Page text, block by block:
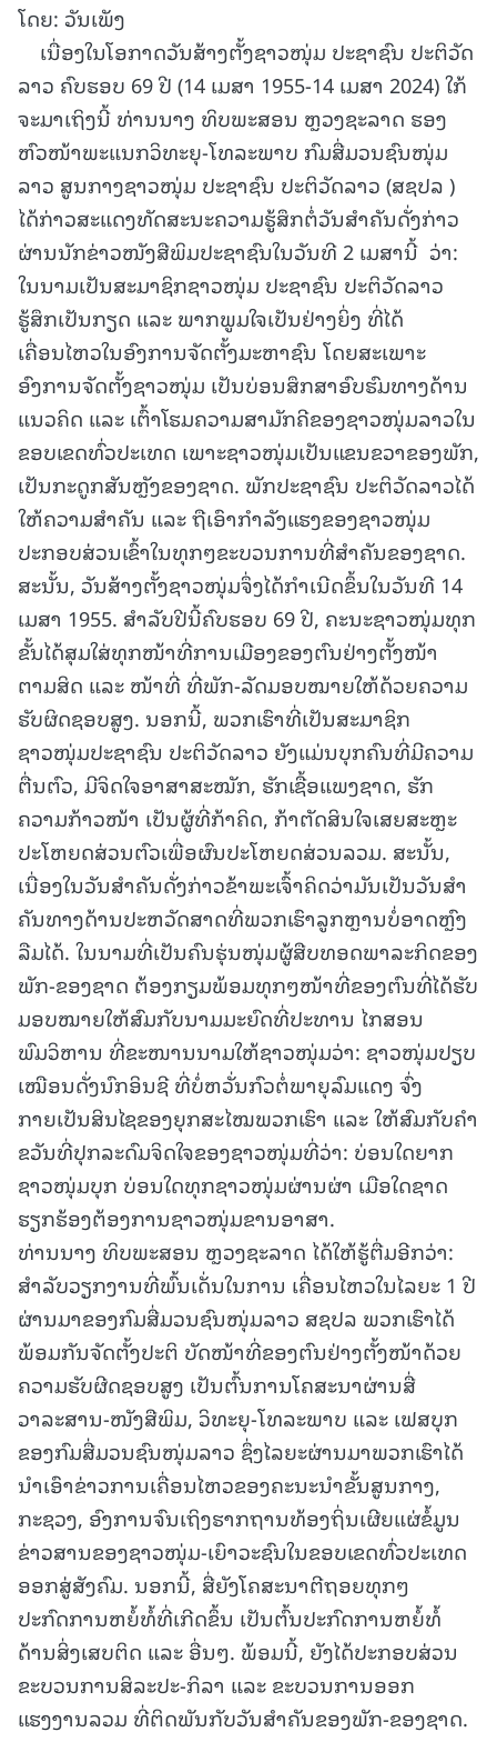
ໂດຍ: ວັນເພັງ
ເນື່ອງໃນໂອກາດວັນສ້າງຕັ້ງຊາວໜຸ່ມ ປະຊາຊົນ ປະຕິວັດ
ລາວ ຄົບຮອບ 69 ປີ (14 ເມສາ 1955-14 ເມສາ 2024) ໃກ້
ຈະມາເຖິງນີ້ ທ່ານນາງ ທິບພະສອນ ຫຼວງຊະລາດ ຮອງ
ຫົວໜ້າພະແນກວິທະຍຸ-ໂທລະພາບ ກົມສື່ມວນຊົນໜຸ່ມ
ລາວ ສູນກາງຊາວໜຸ່ມ ປະຊາຊົນ ປະຕິວັດລາວ (ສຊປລ )
ໄດ້ກ່າວສະແດງທັດສະນະຄວາມຮູ້ສຶກຕໍ່ວັນສຳຄັນດັ່ງກ່າວ
ຜ່ານນັກຂ່າວໜັງສືພິມປະຊາຊົນໃນວັນທີ 2 ເມສານີ້ ວ່າ:
ໃນນາມເປັນສະມາຊິກຊາວໜຸ່ມ ປະຊາຊົນ ປະຕິວັດລາວ
ຮູ້ສຶກເປັນກຽດ ແລະ ພາກພູມໃຈເປັນຢ່າງຍິ່ງ ທີ່ໄດ້
ເຄື່ອນໄຫວໃນອົງການຈັດຕັ້ງມະຫາຊົນ ໂດຍສະເພາະ
ອົງການຈັດຕັ້ງຊາວໜຸ່ມ ເປັນບ່ອນສຶກສາອົບຮົມທາງດ້ານ
ແນວຄິດ ແລະ ເຕົ້າໂຮມຄວາມສາມັກຄີຂອງຊາວໜຸ່ມລາວໃນ
ຂອບເຂດທົ່ວປະເທດ ເພາະຊາວໜຸ່ມເປັນແຂນຂວາຂອງພັກ,
ເປັນກະດູກສັນຫຼັງຂອງຊາດ. ພັກປະຊາຊົນ ປະຕິວັດລາວໄດ້
ໃຫ້ຄວາມສໍາຄັນ ແລະ ຖືເອົາກໍາລັງແຮງຂອງຊາວໜຸ່ມ
ປະກອບສ່ວນເຂົ້າໃນທຸກໆຂະບວນການທີ່ສໍາຄັນຂອງຊາດ.
ສະນັ້ນ, ວັນສ້າງຕັ້ງຊາວໜຸ່ມຈຶ່ງໄດ້ກໍາເນີດຂຶ້ນໃນວັນທີ 14
ເມສາ 1955. ສຳລັບປີນີ້ຄົບຮອບ 69 ປີ, ຄະນະຊາວໜຸ່ມທຸກ
ຂັ້ນໄດ້ສຸມໃສ່ທຸກໜ້າທີ່ການເມືອງຂອງຕົນຢ່າງຕັ້ງໜ້າ
ຕາມສິດ ແລະ ໜ້າທີ່ ທີ່ພັກ-ລັດມອບໝາຍໃຫ້ດ້ວຍຄວາມ
ຮັບຜິດຊອບສູງ. ນອກນີ້, ພວກເຮົາທີ່ເປັນສະມາຊິກ
ຊາວໜຸ່ມປະຊາຊົນ ປະຕິວັດລາວ ຍັງແມ່ນບຸກຄົນທີ່ມີຄວາມ
ຕື່ນຕົວ, ມີຈິດໃຈອາສາສະໝັກ, ຮັກເຊື້ອແພງຊາດ, ຮັກ
ຄວາມກ້າວໜ້າ ເປັນຜູ້ທີ່ກ້າຄິດ, ກ້າຕັດສິນໃຈເສຍສະຫຼະ
ປະໂຫຍດສ່ວນຕົວເພື່ອຜົນປະໂຫຍດສ່ວນລວມ. ສະນັ້ນ,
ເນື່ອງໃນວັນສໍາຄັນດັ່ງກ່າວຂ້າພະເຈົ້າຄິດວ່າມັນເປັນວັນສໍາ
ຄັນທາງດ້ານປະຫວັດສາດທີ່ພວກເຮົາລູກຫຼານບໍ່ອາດຫຼົງ
ລືມໄດ້. ໃນນາມທີ່ເປັນຄົນຮຸ່ນໜຸ່ມຜູ້ສືບທອດພາລະກິດຂອງ
ພັກ-ຂອງຊາດ ຕ້ອງກຽມພ້ອມທຸກໆໜ້າທີ່ຂອງຕົນທີ່ໄດ້ຮັບ
ມອບໝາຍໃຫ້ສົມກັບນາມມະຍົດທີ່ປະທານ ໄກສອນ
ພົມວິຫານ ທີ່ຂະໜານນາມໃຫ້ຊາວໜຸ່ມວ່າ: ຊາວໜຸ່ມປຽບ
ເໝືອນດັ່ງນົກອິນຊີ ທີ່ບໍ່ຫວັ່ນກົວຕໍ່ພາຍຸລົມແດງ ຈົ່ງ
ກາຍເປັນສິນໄຊຂອງຍຸກສະໄໝພວກເຮົາ ແລະ ໃຫ້ສົມກັບຄໍາ
ຂວັນທີ່ປຸກລະດົມຈິດໃຈຂອງຊາວໜຸ່ມທີ່ວ່າ: ບ່ອນໃດຍາກ
ຊາວໜຸ່ມບຸກ ບ່ອນໃດທຸກຊາວໜຸ່ມຜ່ານຜ່າ ເມືອໃດຊາດ
ຮຽກຮ້ອງຕ້ອງການຊາວໜຸ່ມຂານອາສາ.
ທ່ານນາງ ທິບພະສອນ ຫຼວງຊະລາດ ໄດ້ໃຫ້ຮູ້ຕື່ມອີກວ່າ:
ສໍາລັບວຽກງານທີ່ພົ້ນເດັ່ນໃນການ ເຄື່ອນໄຫວໃນໄລຍະ 1 ປີ
ຜ່ານມາຂອງກົມສື່ມວນຊົນໜຸ່ມລາວ ສຊປລ ພວກເຮົາໄດ້
ພ້ອມກັນຈັດຕັ້ງປະຕິ ບັດໜ້າທີ່ຂອງຕົນຢ່າງຕັ້ງໜ້າດ້ວຍ
ຄວາມຮັບຜີດຊອບສູງ ເປັນຕົ້ນການໂຄສະນາຜ່ານສື່
ວາລະສານ-ໜັງສືພິມ, ວິທະຍຸ-ໂທລະພາບ ແລະ ເຟສບຸກ
ຂອງກົມສື່ມວນຊົນໜຸ່ມລາວ ຊຶ່ງໄລຍະຜ່ານມາພວກເຮົາໄດ້
ນໍາເອົາຂ່າວການເຄື່ອນໄຫວຂອງຄະນະນໍາຂັ້ນສູນກາງ,
ກະຊວງ, ອົງການຈົນເຖິງຮາກຖານທ້ອງຖິ່ນເຜີຍແຜ່ຂໍ້ມູນ
ຂ່າວສານຂອງຊາວໜຸ່ມ-ເຍົາວະຊົນໃນຂອບເຂດທົ່ວປະເທດ
ອອກສູ່ສັງຄົມ. ນອກນີ້, ສື່ຍັງໂຄສະນາຕີຖອຍທຸກໆ
ປະກົດການຫຍໍ້ທໍ້ທີ່ເກີດຂຶ້ນ ເປັນຕົ້ນປະກົດການຫຍໍ້ທໍ້
ດ້ານສິ່ງເສບຕິດ ແລະ ອື່ນໆ. ພ້ອມນີ້, ຍັງໄດ້ປະກອບສ່ວນ
ຂະບວນການສິລະປະ-ກິລາ ແລະ ຂະບວນການອອກ
ແຮງງານລວມ ທີ່ຕິດພັນກັບວັນສໍາຄັນຂອງພັກ-ຂອງຊາດ.